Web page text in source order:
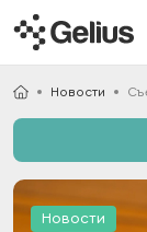
Новости
Новости